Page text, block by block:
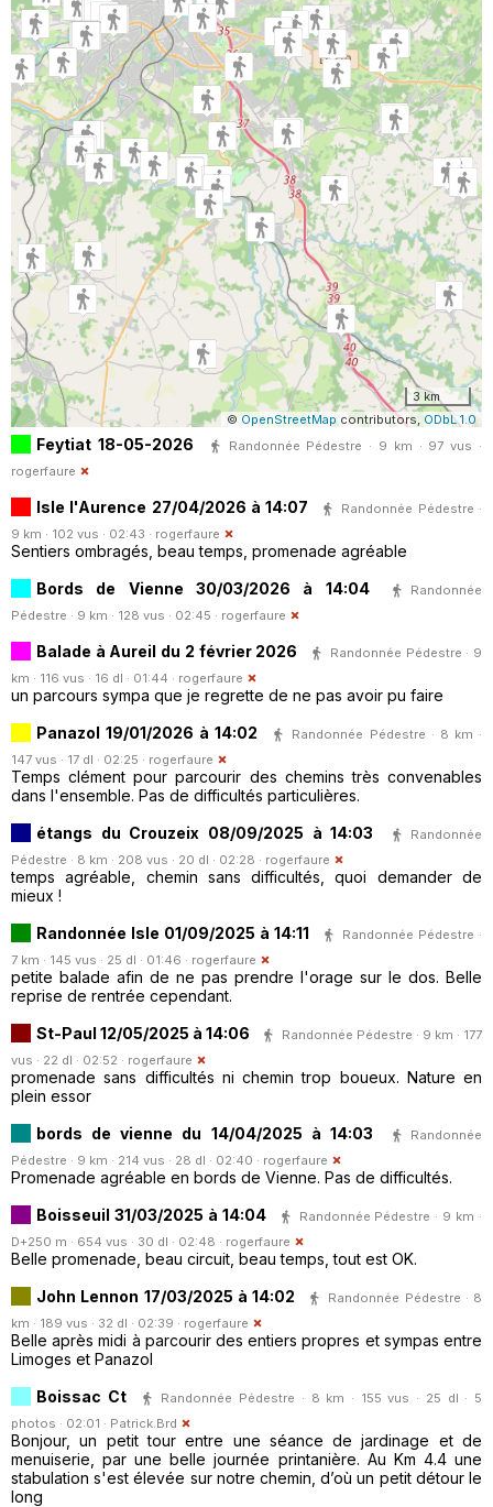
3 km
© OpenStreetMap contributors, ODbL 1.0
Feytiat 18-05-2026
Randonnée Pédestre · 9 km · 97 vus ·
rogerfaure
Isle l'Aurence 27/04/2026 à 14:07
Randonnée Pédestre ·
9 km · 102 vus · 02:43 · rogerfaure
Sentiers ombragés, beau temps, promenade agréable
Bords de Vienne 30/03/2026 à 14:04
Randonnée
Pédestre · 9 km · 128 vus · 02:45 · rogerfaure
Balade à Aureil du 2 février 2026
Randonnée Pédestre · 9
km · 116 vus · 16 dl · 01:44 · rogerfaure
un parcours sympa que je regrette de ne pas avoir pu faire
Panazol 19/01/2026 à 14:02
Randonnée Pédestre · 8 km ·
147 vus · 17 dl · 02:25 · rogerfaure
Temps clément pour parcourir des chemins très convenables
dans l'ensemble. Pas de difficultés particulières.
étangs du Crouzeix 08/09/2025 à 14:03
Randonnée
Pédestre · 8 km · 208 vus · 20 dl · 02:28 · rogerfaure
temps agréable, chemin sans difficultés, quoi demander de
mieux !
Randonnée Isle 01/09/2025 à 14:11
Randonnée Pédestre ·
7 km · 145 vus · 25 dl · 01:46 · rogerfaure
petite balade afin de ne pas prendre l'orage sur le dos. Belle
reprise de rentrée cependant.
St-Paul 12/05/2025 à 14:06
Randonnée Pédestre · 9 km · 177
vus · 22 dl · 02:52 · rogerfaure
promenade sans difficultés ni chemin trop boueux. Nature en
plein essor
bords de vienne du 14/04/2025 à 14:03
Randonnée
Pédestre · 9 km · 214 vus · 28 dl · 02:40 · rogerfaure
Promenade agréable en bords de Vienne. Pas de difficultés.
Boisseuil 31/03/2025 à 14:04
Randonnée Pédestre · 9 km ·
D+250 m · 654 vus · 30 dl · 02:48 · rogerfaure
Belle promenade, beau circuit, beau temps, tout est OK.
John Lennon 17/03/2025 à 14:02
Randonnée Pédestre · 8
km · 189 vus · 32 dl · 02:39 · rogerfaure
Belle après midi à parcourir des entiers propres et sympas entre
Limoges et Panazol
Boissac Ct
Randonnée Pédestre · 8 km · 155 vus · 25 dl · 5
photos · 02:01 · Patrick.Brd
Bonjour, un petit tour entre une séance de jardinage et de
menuiserie, par une belle journée printanière. Au Km 4.4 une
stabulation s'est élevée sur notre chemin, d’où un petit détour le
long